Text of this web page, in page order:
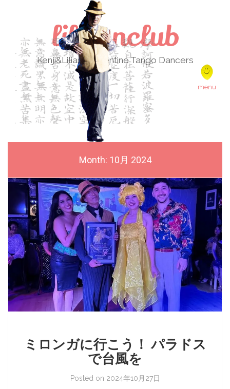
lilikenclub
Kenji&Liliana Argentine Tango Dancers
Skip to content
Month: 10月 2024
ミロンガに行こう！ パラドス
で台風を
Posted on 2024年10月27日
menu